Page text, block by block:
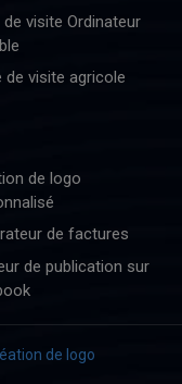
de visite Ordinateur
de visite agricole
de logo
de factures
de publication sur
de logo